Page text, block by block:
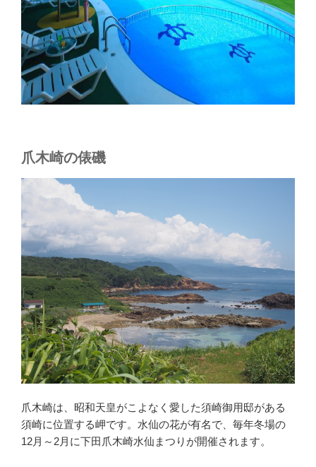
爪木崎の俵磯
爪木崎は、昭和天皇がこよなく愛した須崎御用邸がある
須崎に位置する岬です。水仙の花が有名で、毎年冬場の
12月～2月に下田爪木崎水仙まつりが開催されます。